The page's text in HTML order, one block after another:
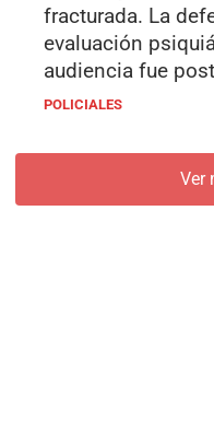
fracturada. La
evaluación
audiencia fue
POLICIALES
Ver